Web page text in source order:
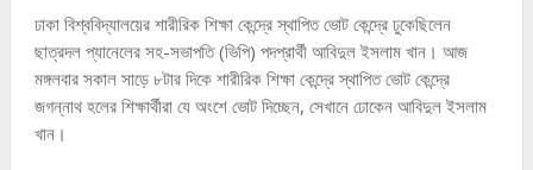
ঢাকা বিশ্ববিদ্যালয়ের শারীরিক শিক্ষা কেন্দ্রে স্থাপিত ভোট কেন্দ্রে ঢুকেছিলেন
ছাত্রদল প্যানেলের সহ-সভাপতি (ভিপি) পদপ্রার্থী আবিদুল ইসলাম খান। আজ
মঙ্গলবার সকাল সাড়ে ৮টার দিকে শারীরিক শিক্ষা কেন্দ্রে স্থাপিত ভোট কেন্দ্রে
জগন্নাথ হলের শিক্ষার্থীরা যে অংশে ভোট দিচ্ছেন, সেখানে ঢোকেন আবিদুল ইসলাম
খান।